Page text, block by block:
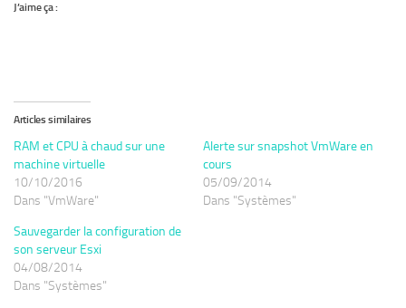
J’aime ça :
Articles similaires
RAM et CPU à chaud sur une
machine virtuelle
10/10/2016
Dans "VmWare"
Alerte sur snapshot VmWare en
cours
05/09/2014
Dans "Systèmes"
Sauvegarder la configuration de
son serveur Esxi
04/08/2014
Dans "Systèmes"